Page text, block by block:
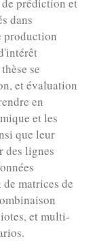
dans
production
se
et évaluation
en
et les
que leur
des lignes
matrices de
et multi-